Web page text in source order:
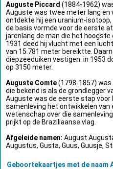
Auguste Piccard (1884-1962)
Auguste was twee meter lang en
ontdekte hij een uranium-
de basis vormde voor de eerste
jarenlang de man die het
1931 deed hij vlucht met een
van 15.781 meter bereiktte.
diepzeeduiken vestigen: in 1953
op 3150 meter.
Auguste Comte(1798-1857)
die bekend is als de grondlegger
Auguste was de eerste stap voor
samenleving het ontwikkelen
wetenschap over die
prijkt op de Braziliaanse vlag.
Afgeleide namen: August
Augustus, Gusta, Guus, Guusje,
Geboortekaartjes met de naam